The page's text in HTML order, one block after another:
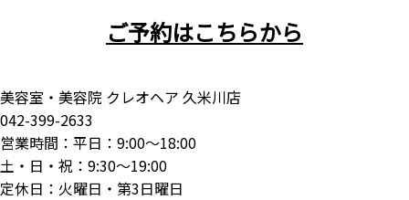
ご予約はこちらから
美容室・美容院 クレオヘア 久米川店
042-399-2633
営業時間：平日：9:00～18:00
土・日・祝：9:30～19:00
定休日：火曜日・第3日曜日